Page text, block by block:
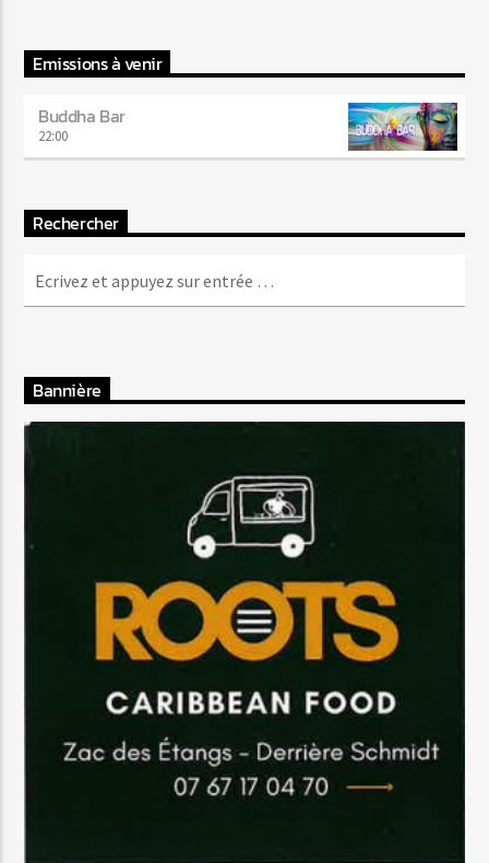
Emissions à venir
Buddha Bar
22:00
Rechercher
Bannière